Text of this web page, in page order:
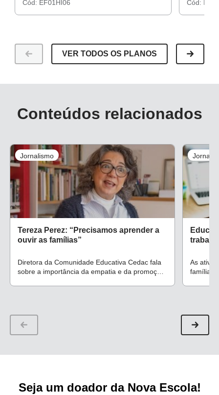
Cód: EF01HI06 Cód:
VER TODOS OS PLANOS
Conteúdos relacionados
Jornalismo
Tereza Perez: “Precisamos aprender a
ouvir as famílias”
Diretora da Comunidade Educativa Cedac fala
sobre a importância da empatia e da promoção,
As
famílias
Seja um doador da Nova Escola!